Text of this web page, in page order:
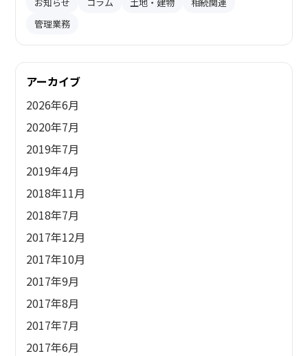
管理業務
アーカイブ
2026年6月
2020年7月
2019年7月
2019年4月
2018年11月
2018年7月
2017年12月
2017年10月
2017年9月
2017年8月
2017年7月
2017年6月